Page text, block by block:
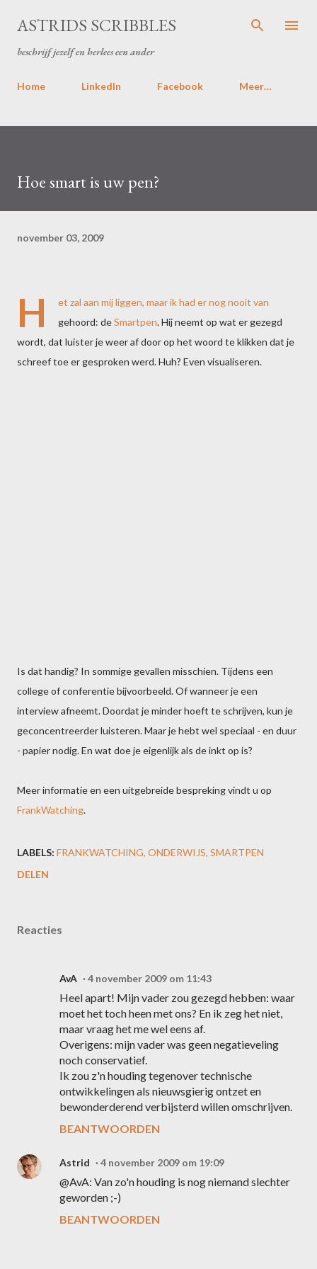
Doorgaan naar hoofdcontent
ASTRIDS SCRIBBLES
beschrijf jezelf en herlees een ander
Home LinkedIn Facebook Meer…
Hoe smart is uw pen?
november 03, 2009
H
et zal aan mij liggen, maar ik had er nog nooit van
gehoord: deSmartpen. Hij neemt op wat er gezegd
wordt, dat luister je weer af door op het woord te klikken dat je
schreef toe er gesproken werd. Huh? Even visualiseren.
Is dat handig? In sommige gevallen misschien. Tijdens een
college of conferentie bijvoorbeeld. Of wanneer je een
interview afneemt. Doordat je minder hoeft te schrijven, kun je
geconcentreerder luisteren. Maar je hebt wel speciaal - en duur
- papier nodig. En wat doe je eigenlijk als de inkt op is?
Meer informatie en een uitgebreide bespreking vindt u op
FrankWatching.
LABELS: FRANKWATCHING ONDERWIJS SMARTPEN
DELEN
Reacties
AvA 4 november 2009 om 11:43
Heel apart! Mijn vader zou gezegd hebben: waar
moet het toch heen met ons? En ik zeg het niet,
maar vraag het me wel eens af.
Overigens: mijn vader was geen negatieveling
noch conservatief.
Ik zou z'n houding tegenover technische
ontwikkelingen als nieuwsgierig ontzet en
bewonderderend verbijsterd willen omschrijven.
BEANTWOORDEN
Astrid 4 november 2009 om 19:09
@AvA: Van zo'n houding is nog niemand slechter
geworden ;-)
BEANTWOORDEN